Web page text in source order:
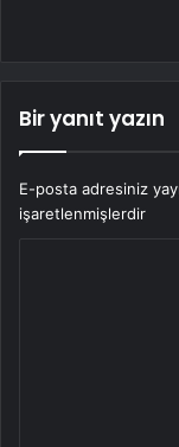
Bir yanıt yazın
E-posta adresiniz
işaretlenmişlerdir